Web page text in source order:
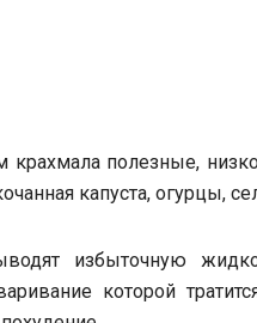
полезные,
капуста, огурцы,
избыточную
которой